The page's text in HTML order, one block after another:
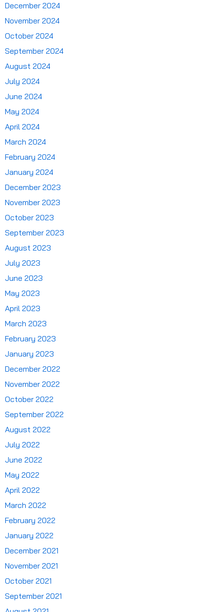
December 2024
November 2024
October 2024
September 2024
August 2024
July 2024
June 2024
May 2024
April 2024
March 2024
February 2024
January 2024
December 2023
November 2023
October 2023
September 2023
August 2023
July 2023
June 2023
May 2023
April 2023
March 2023
February 2023
January 2023
December 2022
November 2022
October 2022
September 2022
August 2022
July 2022
June 2022
May 2022
April 2022
March 2022
February 2022
January 2022
December 2021
November 2021
October 2021
September 2021